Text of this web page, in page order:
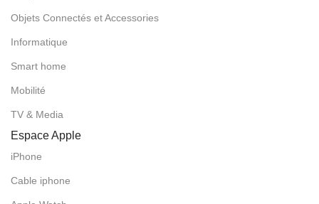
Objets Connectés et Accessories
Informatique
Smart home
Mobilité
TV & Media
Espace Apple
iPhone
Cable iphone